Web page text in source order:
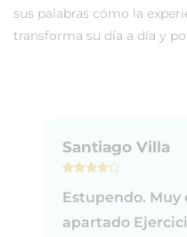
sus palabras cómo la
transforma su día a día y
Santiago Villa
Estupendo. Muy
apartado